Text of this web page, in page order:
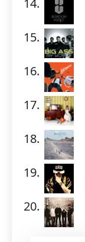
14.
15.
16.
17.
18.
19.
20.